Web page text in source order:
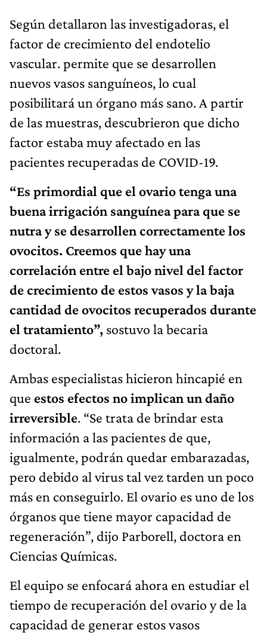
Según detallaron las investigadoras, el
factor de crecimiento del endotelio
vascular. permite que se desarrollen
nuevos vasos sanguíneos, lo cual
posibilitará un órgano más sano. A partir
de las muestras, descubrieron que dicho
factor estaba muy afectado en las
pacientes recuperadas de COVID-19.
“Es primordial que el ovario tenga una
buena irrigación sanguínea para que se
nutra y se desarrollen correctamente los
ovocitos. Creemos que hay una
correlación entre el bajo nivel del factor
de crecimiento de estos vasos y la baja
cantidad de ovocitos recuperados durante
el tratamiento”, sostuvo la becaria
doctoral.
Ambas especialistas hicieron hincapié en
que estos efectos no implican un daño
irreversible. “Se trata de brindar esta
información a las pacientes de que,
igualmente, podrán quedar embarazadas,
pero debido al virus tal vez tarden un poco
más en conseguirlo. El ovario es uno de los
órganos que tiene mayor capacidad de
regeneración”, dijo Parborell, doctora en
Ciencias Químicas.
El equipo se enfocará ahora en estudiar el
tiempo de recuperación del ovario y de la
capacidad de generar estos vasos